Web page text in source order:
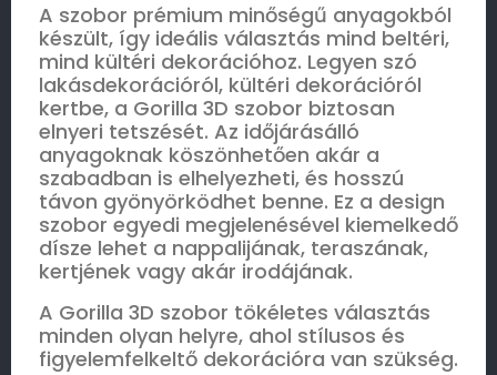
A szobor prémium minőségű anyagokból
készült, így ideális választás mind beltéri,
mind kültéri dekorációhoz. Legyen szó
lakásdekorációról, kültéri dekorációról
kertbe, a Gorilla 3D szobor biztosan
elnyeri tetszését. Az időjárásálló
anyagoknak köszönhetően akár a
szabadban is elhelyezheti, és hosszú
távon gyönyörködhet benne. Ez a design
szobor egyedi megjelenésével kiemelkedő
dísze lehet a nappalijának, teraszának,
kertjének vagy akár irodájának.
A Gorilla 3D szobor tökéletes választás
minden olyan helyre, ahol stílusos és
figyelemfelkeltő dekorációra van szükség.